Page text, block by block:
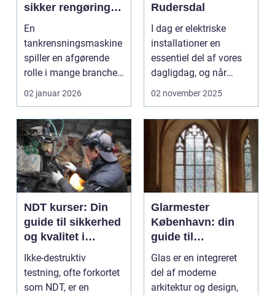
sikker rengøring af
proces- og
lagertanke
En
tankrensningsmaskine
spiller en afgørende
rolle i mange brancher,
hvor hygiejne,
sikkerhed...
02 januar 2026
Rudersdal
I dag er elektriske
installationer en
essentiel del af vores
dagligdag, og når
noget går...
02 november 2025
NDT kurser: Din
guide til sikkerhed
og kvalitet i
inspektioner
Ikke-destruktiv
testning, ofte forkortet
som NDT, er en
Glarmester
København: din
guide til
glasløsninger i
hovedstaden
Glas er en integreret
del af moderne
arkitektur og design,